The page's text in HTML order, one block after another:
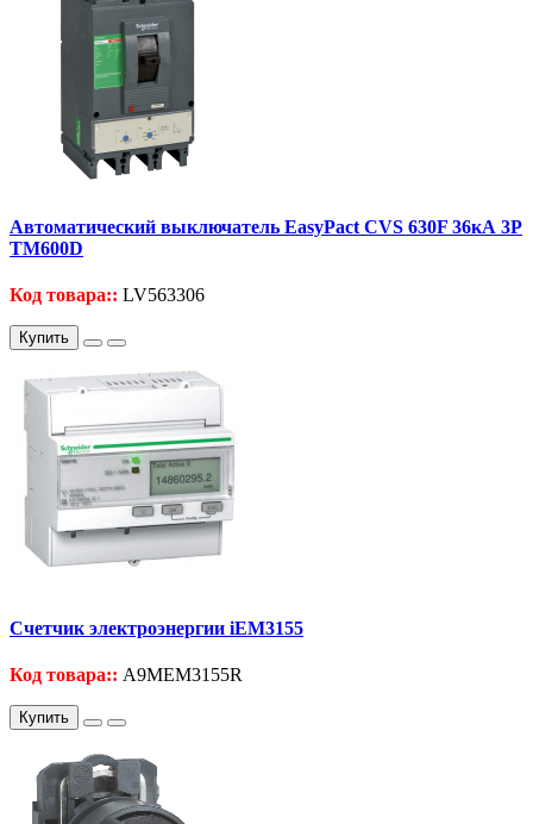
Автоматический выключатель EasyPact CVS 630F 36кА 3P
TM600D
Код товара:: LV563306
Купить
Счетчик электроэнергии iEM3155
Код товара:: A9MEM3155R
Купить